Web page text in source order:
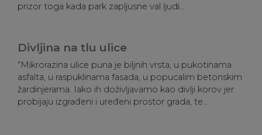
prizor toga kada park zapljusne val ljudi...
Divljina na tlu ulice
“Mikrorazina ulice puna je biljnih vrsta, u pukotinama
asfalta, u raspuklinama fasada, u popucalim betonskim
žardinjerama. Iako ih doživljavamo kao divlji korov jer
probijaju izgrađeni i uređeni prostor grada, te...